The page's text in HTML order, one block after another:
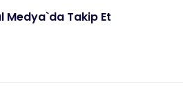
Medya`da Takip Et